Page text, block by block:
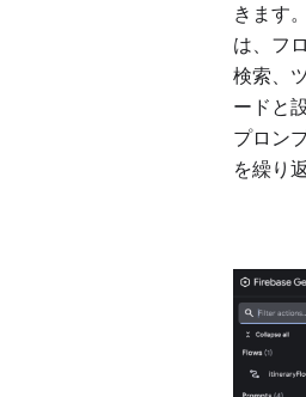
きます
は、フ
検索、
ードと
プロン
を繰り